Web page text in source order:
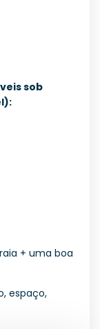
sob
+ uma boa
espaço,